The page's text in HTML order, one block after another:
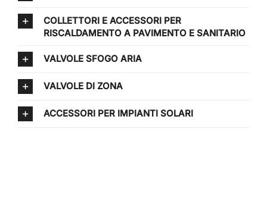
COLLETTORI E ACCESSORI PER
RISCALDAMENTO A PAVIMENTO E SANITARIO
VALVOLE SFOGO ARIA
VALVOLE DI ZONA
ACCESSORI PER IMPIANTI SOLARI